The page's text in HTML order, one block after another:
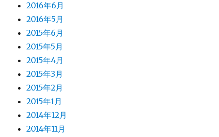
2016年6月
2016年5月
2015年6月
2015年5月
2015年4月
2015年3月
2015年2月
2015年1月
2014年12月
2014年11月